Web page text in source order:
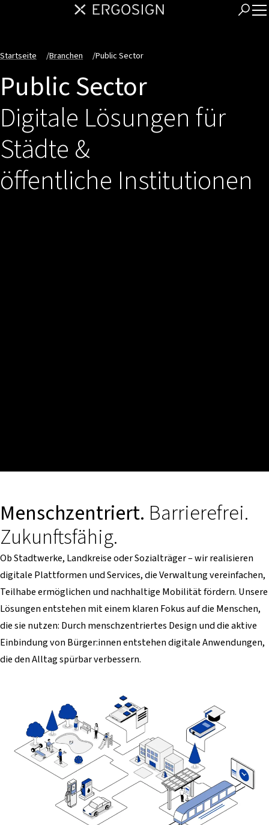
Startseite /Branchen /Public Sector
Public Sector
Digitale Lösungen für
Städte &
öffentliche Institutionen
Menschzentriert. Barrierefrei.
Zukunftsfähig.
Ob Stadtwerke, Landkreise oder Sozialträger – wir realisieren
digitale Plattformen und Services, die Verwaltung vereinfachen,
Teilhabe ermöglichen und nachhaltige Mobilität fördern. Unsere
Lösungen entstehen mit einem klaren Fokus auf die Menschen,
die sie nutzen: Durch menschzentriertes Design und die aktive
Einbindung von Bürger:innen entstehen digitale Anwendungen,
die den Alltag spürbar verbessern.